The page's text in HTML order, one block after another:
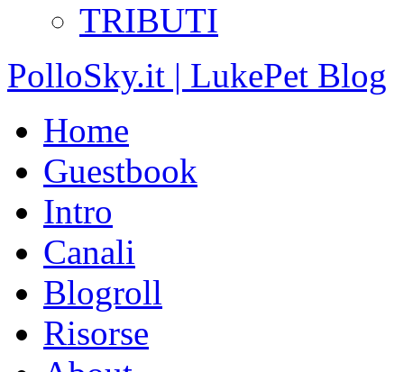
TRIBUTI
PolloSky.it | LukePet Blog
Home
Guestbook
Intro
Canali
Blogroll
Risorse